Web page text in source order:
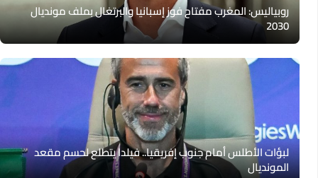
روبياليس: المغرب مفتاح فوز إسبانيا والبرتغال بملف مونديال
2030
لبؤات الأطلس أمام جنوب إفريقيا.. فيلدا يتطلع لحسم مقعد
المونديال